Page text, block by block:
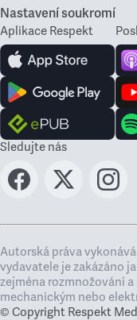
Nastavení soukromí
Aplikace Respekt
Sledujte nás
Autorská práva
vydavatele je zakázáno
zejména rozmnožování
mechanickým nebo
© Copyright Respekt